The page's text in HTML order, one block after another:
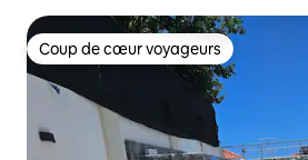
Coup de cœur voyageurs
Coup de cœur voyageurs